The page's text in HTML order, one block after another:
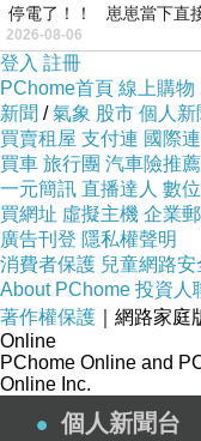
停電了！！ 崽崽當下直
2026-08-06
登入 註冊
PChome首頁 線上購物
新聞 /氣象 股市 個人新
買賣租屋 支付連 國際連
買車 旅行團 汽車險推薦
一元簡訊 直播達人 數
買網址 虛擬主機 企業
廣告刊登 隱私權聲明
消費者保護 兒童網路安
About PChome 投資人
著作權保護 ｜網路家
Online
PChome Online and
Online Inc.
個人新聞台